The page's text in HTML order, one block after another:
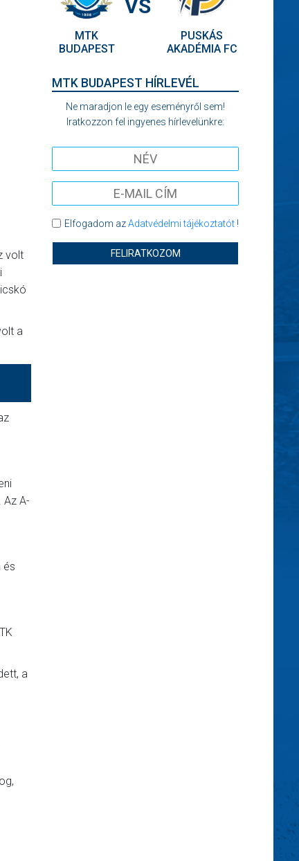
volt
a
Az A-
és
a
MTK
BUDAPEST
VS
PUSKÁS
AKADÉMIA FC
MTK BUDAPEST HÍRLEVÉL
Ne maradjon le egy eseményről sem!
Iratkozzon fel ingyenes hírlevelünkre:
Elfogadom azAdatvédelmi tájékoztatót!
FELIRATKOZOM